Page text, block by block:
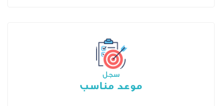
موعد مناسب